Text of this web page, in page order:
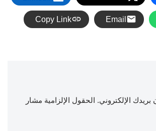
Email
Copy Link
الإلكتروني. الحقول الإلزامية مشار